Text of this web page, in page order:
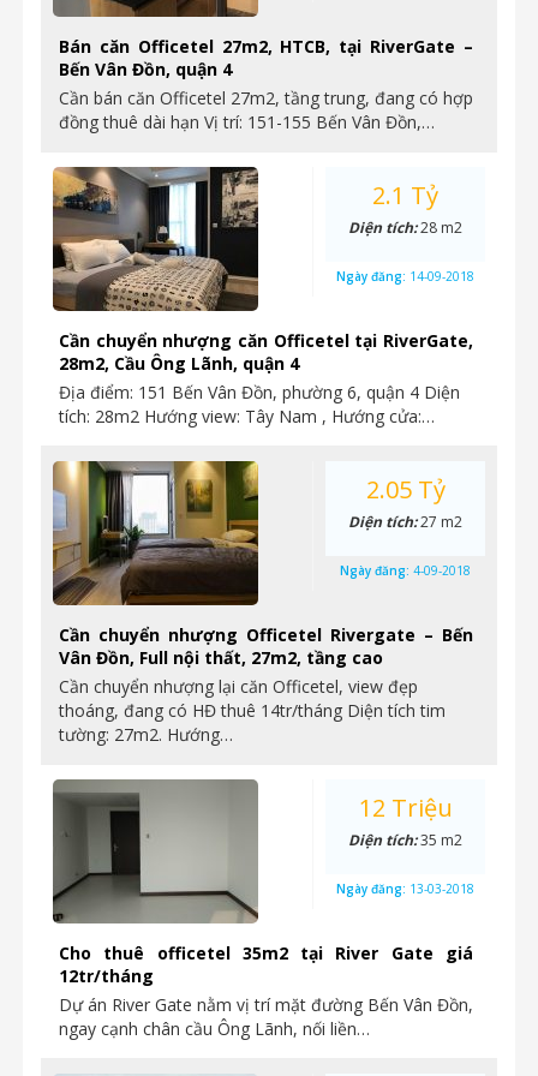
Bán căn Officetel 27m2, HTCB, tại RiverGate –
Bến Vân Đồn, quận 4
Cần bán căn Officetel 27m2, tầng trung, đang có hợp
đồng thuê dài hạn Vị trí: 151-155 Bến Vân Đồn,…
Cần chuyển nhượng căn Officetel tại RiverGate,
28m2, Cầu Ông Lãnh, quận 4
Địa điểm: 151 Bến Vân Đồn, phường 6, quận 4 Diện
tích: 28m2 Hướng view: Tây Nam , Hướng cửa:…
2.1 Tỷ
Diện tích:28 m2
Ngày đăng: 14-09-2018
Cần chuyển nhượng Officetel Rivergate – Bến
Vân Đồn, Full nội thất, 27m2, tầng cao
Cần chuyển nhượng lại căn Officetel, view đẹp
thoáng, đang có HĐ thuê 14tr/tháng Diện tích tim
tường: 27m2. Hướng…
2.05 Tỷ
Diện tích:27 m2
Ngày đăng: 4-09-2018
Cho thuê officetel 35m2 tại River Gate giá
12tr/tháng
Dự án River Gate nằm vị trí mặt đường Bến Vân Đồn,
ngay cạnh chân cầu Ông Lãnh, nối liền…
12 Triệu
Diện tích:35 m2
Ngày đăng: 13-03-2018